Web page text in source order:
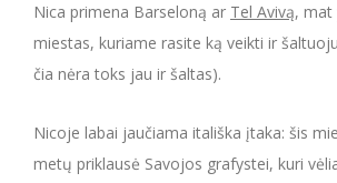
Nica primena Barseloną ar Tel Avivą, mat
miestas, kuriame rasite ką veikti ir
čia nėra toks jau ir šaltas).
Nicoje labai jaučiama itališka įtaka: šis
metų priklausė Savojos grafystei, kuri